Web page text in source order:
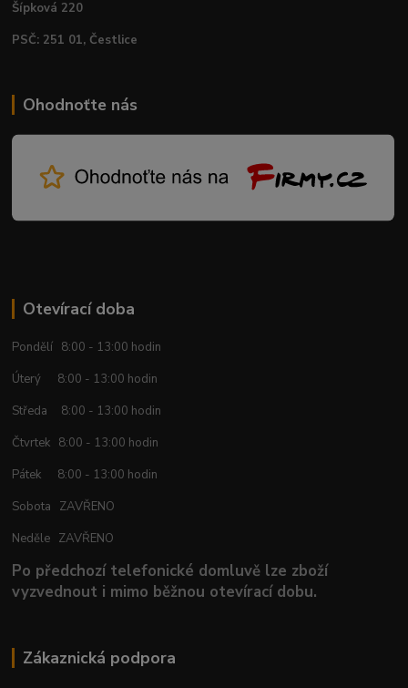
Šípková 220
PSČ: 251 01, Čestlice
Ohodnoťte nás
Otevírací doba
Pondělí 8:00 - 13:00 hodin
Úterý 8:00 - 13:00 hodin
Středa 8:00 - 13:00 hodin
Čtvrtek 8:00 - 13:00 hodin
Pátek 8:00 - 13:00 hodin
Sobota ZAVŘENO
Neděle ZAVŘENO
Po předchozí telefonické domluvě lze zboží
vyzvednout i mimo běžnou otevírací dobu.
Zákaznická podpora